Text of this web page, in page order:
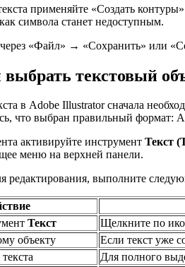
применяйте «Создать
символа станет недоступным.
«Файл» → «Сохранить» или
текстовый
в Adobe Illustrator сначала
что выбран правильный формат:
активируйте инструмент Текст
меню на верхней панели.
редактирования, выполните
Текст Щелкните по
объекту
Если текст уже
Для полного